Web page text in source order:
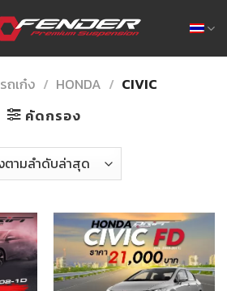
รถเก๋ง / HONDA / CIVIC
คัดกรอง